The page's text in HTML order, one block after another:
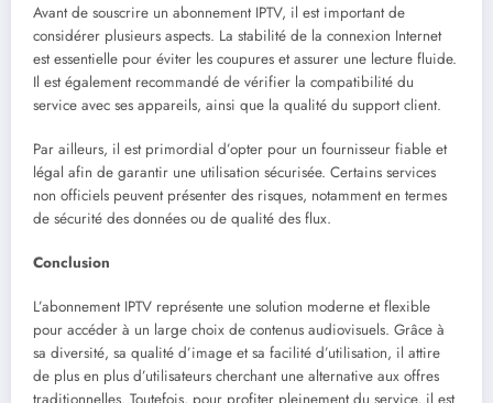
Avant de souscrire un abonnement IPTV, il est important de
considérer plusieurs aspects. La stabilité de la connexion Internet
est essentielle pour éviter les coupures et assurer une lecture fluide.
Il est également recommandé de vérifier la compatibilité du
service avec ses appareils, ainsi que la qualité du support client.
Par ailleurs, il est primordial d’opter pour un fournisseur fiable et
légal afin de garantir une utilisation sécurisée. Certains services
non officiels peuvent présenter des risques, notamment en termes
de sécurité des données ou de qualité des flux.
Conclusion
L’abonnement IPTV représente une solution moderne et flexible
pour accéder à un large choix de contenus audiovisuels. Grâce à
sa diversité, sa qualité d’image et sa facilité d’utilisation, il attire
de plus en plus d’utilisateurs cherchant une alternative aux offres